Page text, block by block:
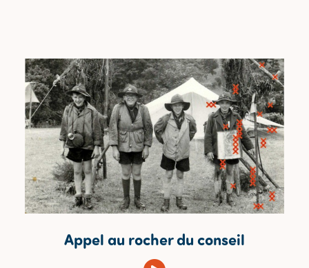
Appel au rocher du conseil